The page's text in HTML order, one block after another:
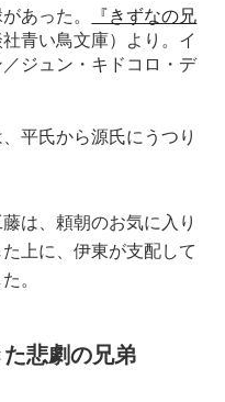
あった。
『きずなの兄
社青い鳥文庫）より。イ
ジュン・キドコロ・デ
平氏から源氏にうつり
は、頼朝のお気に入り
上に、伊東が支配して
。
悲劇の兄弟